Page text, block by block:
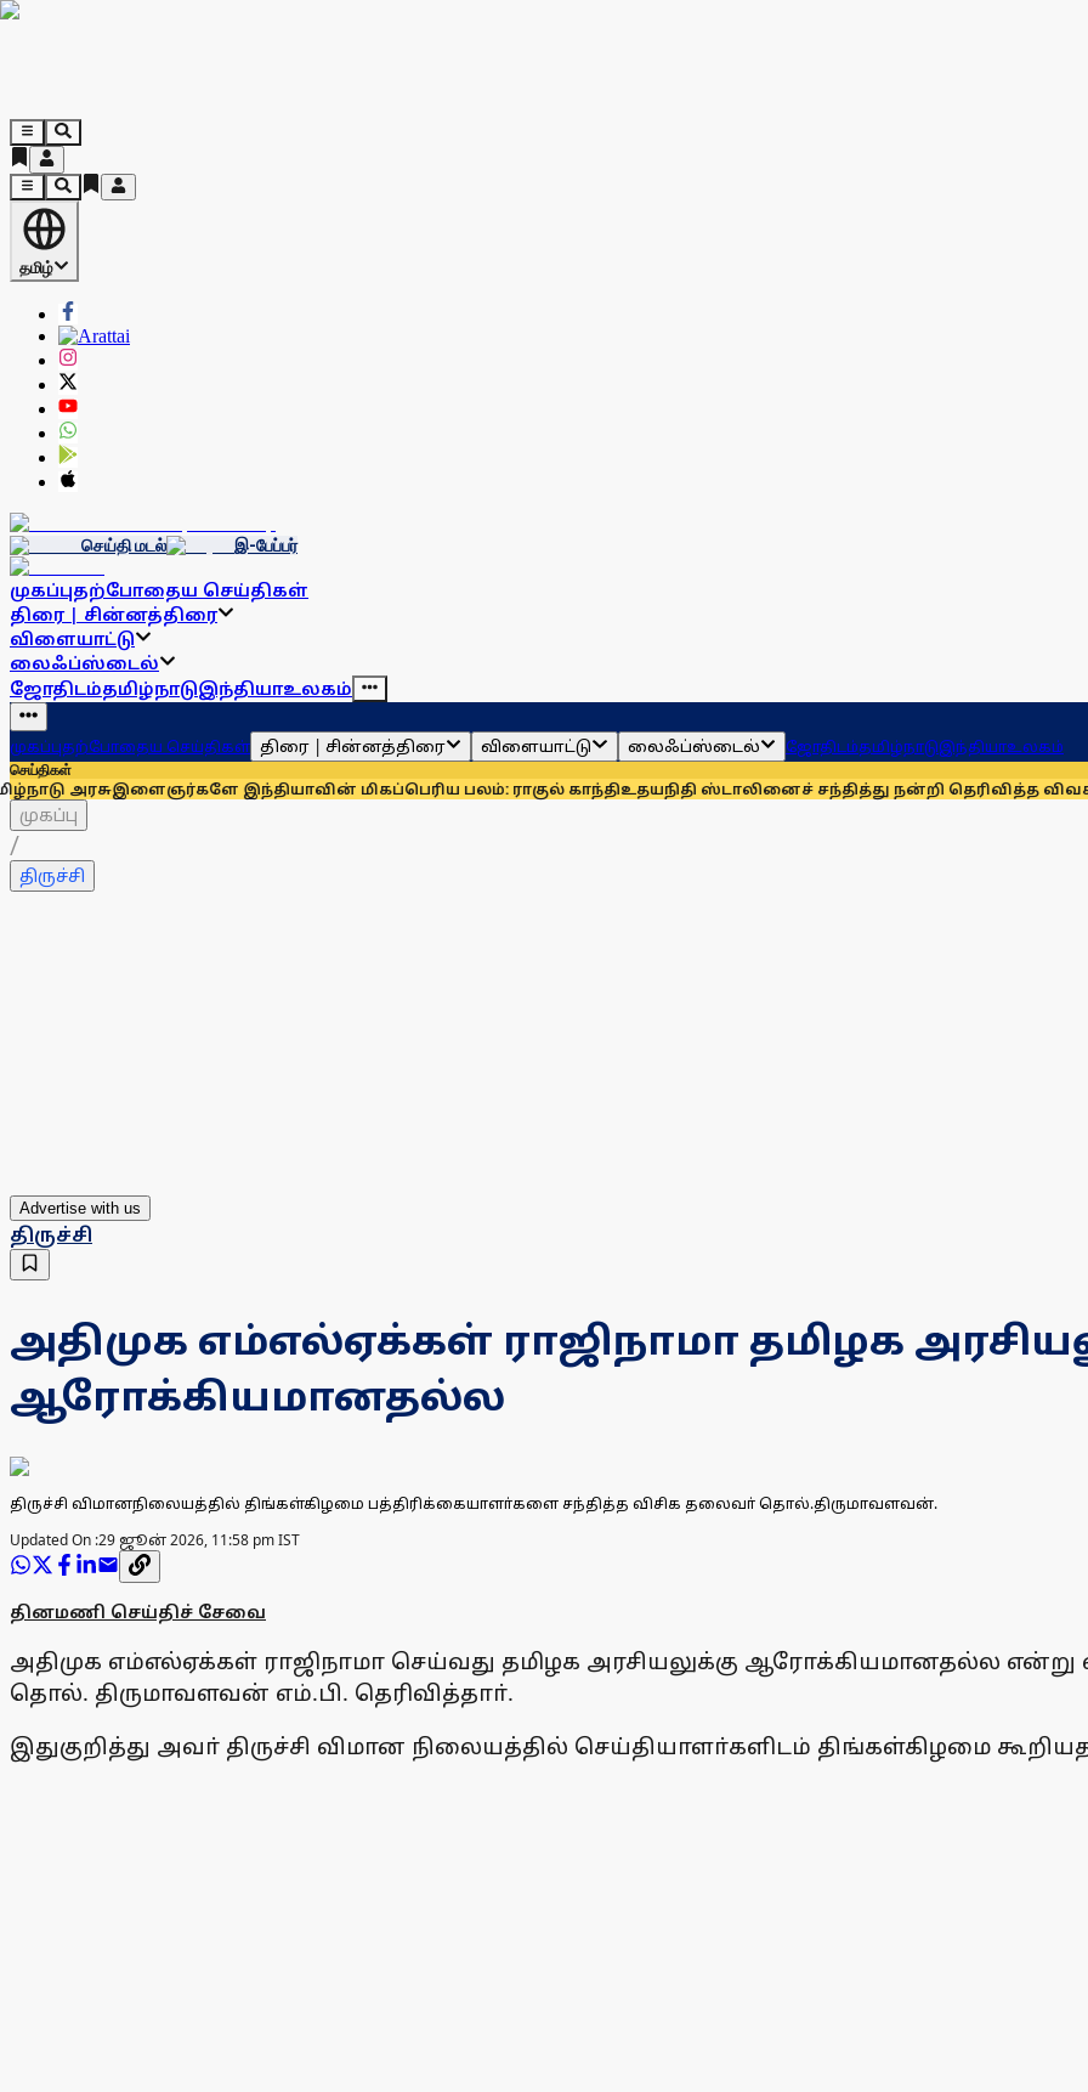
தமிழ்
செய்தி மடல் இ-பேப்பர்
முகப்புதற்போதைய செய்திகள்
திரை | சின்னத்திரை
விளையாட்டு
லைஃப்ஸ்டைல்
ஜோதிடம்தமிழ்நாடுஇந்தியாஉலகம்
முகப்புதற்போதைய செய்திகள் திரை | சின்னத்திரை விளையாட்டு லைஃப்ஸ்டைல் ஜோதிடம்தமிழ்நாடுஇந்தியாஉலகம்
செய்திகள்
இந்தியாவின் மிகப்பெரிய பலம்: ராகுல் காந்திஉதயநிதி ஸ்டாலினைச் சந்தித்து நன்றி தெரிவித்த விவசாயிகள்!
முகப்பு
/
திருச்சி
Advertise with us
திருச்சி
அதிமுக எம்எல்ஏக்கள் ராஜிநாமா தமிழக
ஆரோக்கியமானதல்ல
திருச்சி விமானநிலையத்தில் திங்கள்கிழமை பத்திரிக்கையாளா்களை சந்தித்த விசிக தலைவா் தொல்.திருமாவளவன்.
Updated On :29 ஜூன் 2026, 11:58 pm IST
தினமணி செய்திச் சேவை
அதிமுக எம்எல்ஏக்கள் ராஜிநாமா செய்வது தமிழக அரசியலுக்கு ஆரோக்கியமானதல்ல
தொல். திருமாவளவன் எம்.பி. தெரிவித்தாா்.
இதுகுறித்து அவா் திருச்சி விமான நிலையத்தில் செய்தியாளா்களிடம் திங்கள்கிழமை